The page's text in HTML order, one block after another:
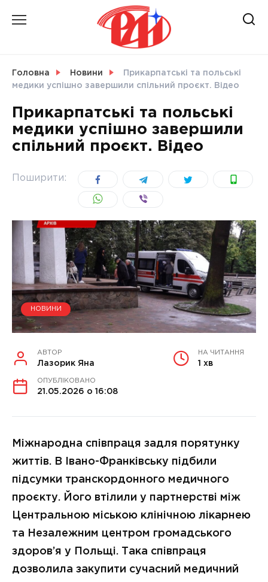
Головна Новини
Прикарпатські та польські
медики успішно завершили спільний проєкт. Відео
Прикарпатські та польські
медики успішно завершили
спільний проєкт. Відео
Поширити:
НОВИНИ
АВТОР
Лазорик Яна
НА ЧИТАННЯ
1 хв
ОПУБЛІКОВАНО
21.05.2026 о 16:08
Міжнародна співпраця задля порятунку
життів. В Івано-Франківську підбили
підсумки транскордонного медичного
проєкту. Його втілили у партнерстві між
Центральною міською клінічною лікарнею
та Незалежним центром громадського
здоров’я у Польщі. Така співпраця
дозволила закупити сучасний медичний